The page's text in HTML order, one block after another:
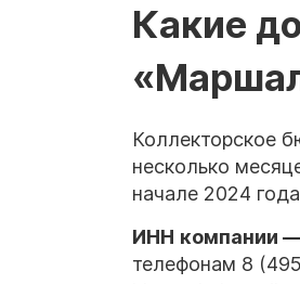
Какие
Коллекторское
несколько
начале 2024
ИНН компании —
телефонам 8